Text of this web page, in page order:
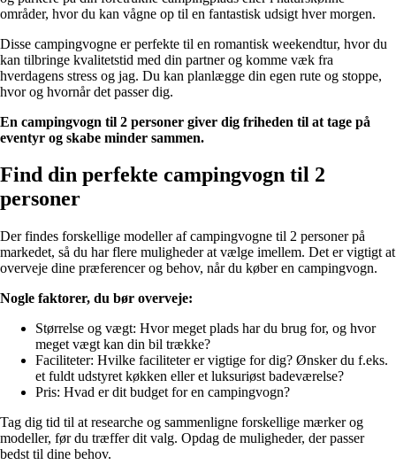
områder, hvor du kan vågne op til en fantastisk udsigt hver morgen.
Disse campingvogne er perfekte til en romantisk weekendtur, hvor du
kan tilbringe kvalitetstid med din partner og komme væk fra
hverdagens stress og jag. Du kan planlægge din egen rute og stoppe,
hvor og hvornår det passer dig.
En campingvogn til 2 personer giver dig friheden til at tage på
eventyr og skabe minder sammen.
Find din perfekte campingvogn til 2
personer
Der findes forskellige modeller af campingvogne til 2 personer på
markedet, så du har flere muligheder at vælge imellem. Det er vigtigt at
overveje dine præferencer og behov, når du køber en campingvogn.
Nogle faktorer, du bør overveje:
Størrelse og vægt: Hvor meget plads har du brug for, og hvor
meget vægt kan din bil trække?
Faciliteter: Hvilke faciliteter er vigtige for dig? Ønsker du f.eks.
et fuldt udstyret køkken eller et luksuriøst badeværelse?
Pris: Hvad er dit budget for en campingvogn?
Tag dig tid til at researche og sammenligne forskellige mærker og
modeller, før du træffer dit valg. Opdag de muligheder, der passer
bedst til dine behov.